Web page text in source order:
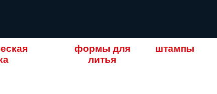
формы для
литья
штампы